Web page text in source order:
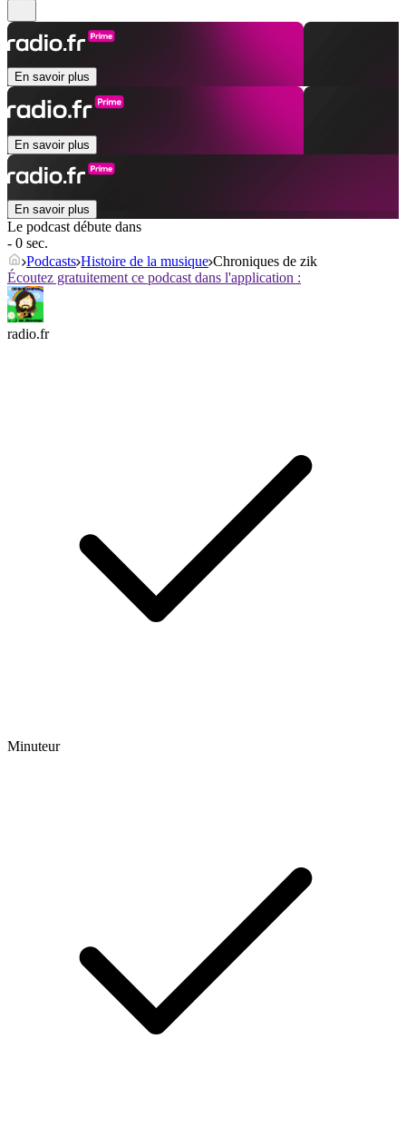
En savoir plus
En savoir plus
En savoir plus
Le podcast débute dans
- 0 sec.
Podcasts Histoire de la musique Chroniques de zik
Écoutez gratuitement ce podcast dans l'application :
radio.fr
Minuteur